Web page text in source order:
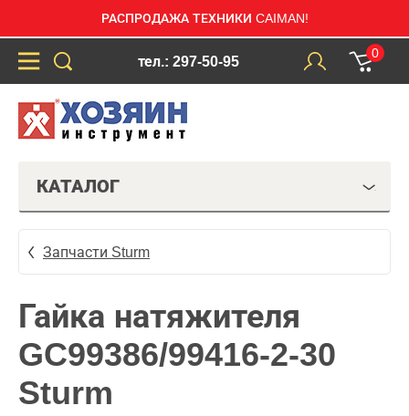
РАСПРОДАЖА ТЕХНИКИ CAIMAN!
тел.: 297-50-95
0
КАТАЛОГ
Запчасти Sturm
Гайка натяжителя
GC99386/99416-2-30
Sturm